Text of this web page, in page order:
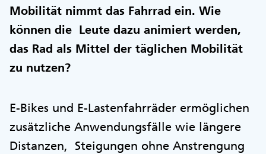
Mobilität nimmt das Fahrrad ein. Wie
können die Leute dazu animiert werden,
das Rad als Mittel der täglichen Mobilität
zu nutzen?
E-Bikes und E-Lastenfahrräder ermöglichen
zusätzliche Anwendungsfälle wie längere
Distanzen, Steigungen ohne Anstrengung